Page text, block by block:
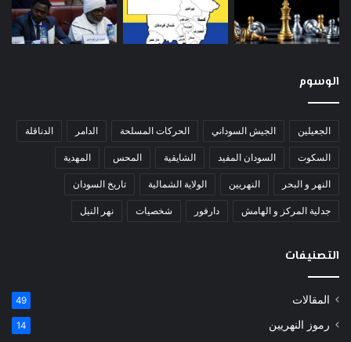
الوسوم
الجعيلين الجيش السوداني الحركات المسلحة الدامر الدناقلة
السكوت السودان المفيد الشايقية المحس المهدية
النهر و البحر النهريين الولاية الشمالية تاريخ السودان
جدلية المركز و الهامش دارفور شخصيات نهر النيل
التصنيفات
المقالات 49
رموز النهريين 14